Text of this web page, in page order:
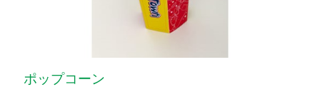
ポップコーン